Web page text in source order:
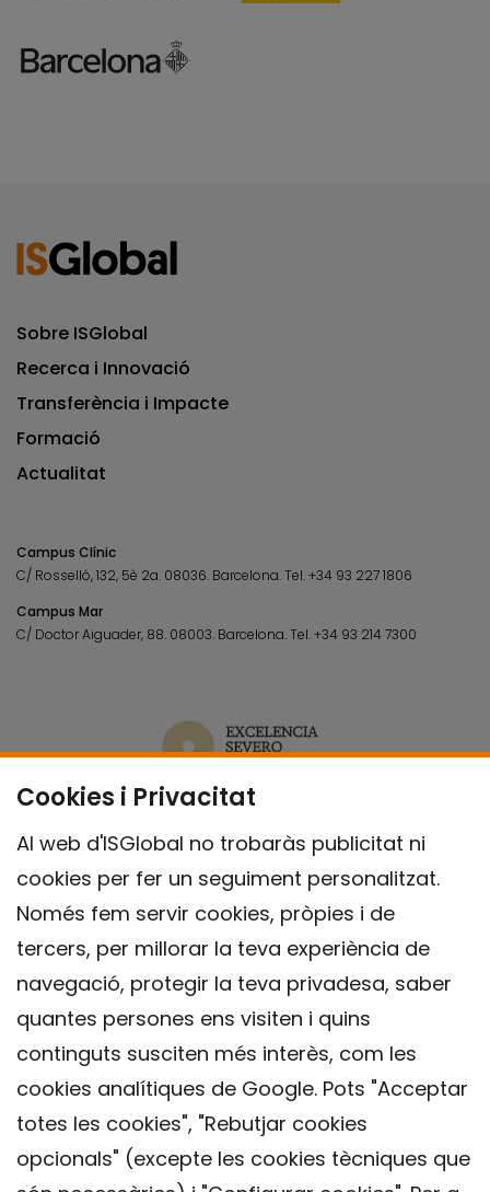
Cookies i Privacitat
Al web d'ISGlobal no trobaràs publicitat ni
cookies per fer un seguiment personalitzat.
Només fem servir cookies, pròpies i de
tercers, per millorar la teva experiència de
navegació, protegir la teva privadesa, saber
quantes persones ens visiten i quins
continguts susciten més interès, com les
cookies analítiques de Google. Pots "Acceptar
totes les cookies", "Rebutjar cookies
opcionals" (excepte les cookies tècniques que
Sobre ISGlobal
Recerca i Innovació
Transferència i Impacte
Formació
Actualitat
Campus Clínic
C/ Rosselló, 132, 5è 2a. 08036. Barcelona.Tel.+34 93 227 1806
Campus Mar
C/ Doctor Aiguader, 88. 08003. Barcelona.Tel.+34 93 214 7300
Contacte